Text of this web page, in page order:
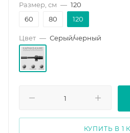
Размер, см — 120
60
80 120
Цвет — Серый/черный
КУПИТЬ В 1